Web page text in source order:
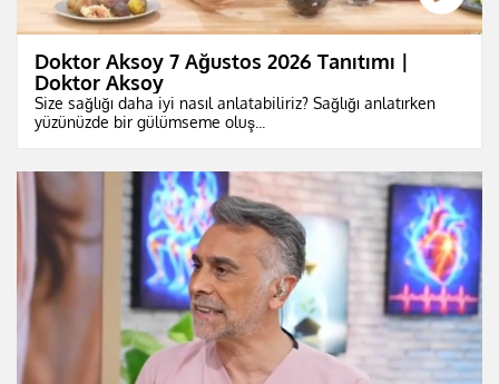
Doktor Aksoy 7 Ağustos 2026 Tanıtımı |
Doktor Aksoy
Size sağlığı daha iyi nasıl anlatabiliriz? Sağlığı anlatırken
yüzünüzde bir gülümseme oluş...